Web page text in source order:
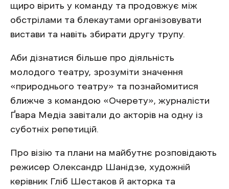
щиро вірить у команду та продовжує між
обстрілами та блекаутами організовувати
вистави та навіть збирати другу трупу.
Аби дізнатися більше про діяльність
молодого театру, зрозуміти значення
«природнього театру» та познайомитися
ближче з командою «Очерету», журналісти
Ґвара Медіа завітали до акторів на одну із
суботніх репетицій.
Про візію та плани на майбутнє розповідають
режисер Олександр Шанідзе, художній
керівник Гліб Шестаков й акторка та